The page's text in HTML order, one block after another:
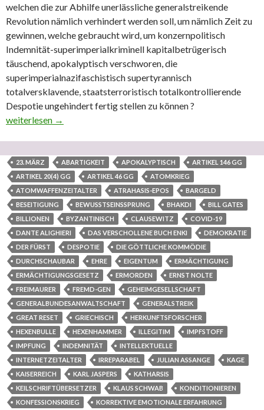
welchen die zur Abhilfe unerlässliche generalstreikende
Revolution nämlich verhindert werden soll, um nämlich Zeit zu
gewinnen, welche gebraucht wird, um konzernpolitisch
Indemnität-superimperialkriminell kapitalbetrügerisch
täuschend, apokalyptisch verschworen, die
superimperialnazifaschistisch supertyrannisch
totalversklavende, staatsterroristisch totalkontrollierende
Despotie ungehindert fertig stellen zu können ?
Längst bewusst gemacht; wiederholt bestätigt: Demos,
weiterlesen →
23. MÄRZ ABARTIGKEIT APOKALYPTISCH
ARTIKEL 146 GG
ARTIKEL 20(4) GG
ARTIKEL 46 GG
ATOMKRIEG
ATOMWAFFENZEITALTER
ATRAHASIS-EPOS
BARGELD
BESEITIGUNG
BEWUSSTSEINSSPRUNG BHAKDI
BILL GATES
BILLIONEN
BYZANTINISCH CLAUSEWITZ
COVID-19
DANTE ALIGHIERI
DAS VERSCHOLLENE BUCH ENKI
DEMOKRATIE
DER FÜRST
DESPOTIE
DIE GÖTTLICHE KOMMÖDIE
DURCHSCHAUBAR
EHRE EIGENTUM
ERMÄCHTIGUNG
ERMÄCHTIGUNGSGESETZ
ERMORDEN
ERNST NOLTE
FREIMAURER
FREMD-GEN
GEHEIMGESELLSCHAFT
GENERALBUNDESANWALTSCHAFT
GENERALSTREIK
GREAT RESET
GRIECHISCH
HERKUNFTSFORSCHER
HEXENBULLE
HEXENHAMMER ILLEGITIM
IMPFSTOFF
IMPFUNG
INDEMNITÄT
INTELLEKTUELLE
INTERNETZEITALTER
IRREPARABEL JULIAN ASSANGE
KAGE
KAISERREICH
KARL JASPERS
KATHARSIS
KEILSCHRIFTÜBERSETZER
KLAUS SCHWAB
KONDITIONIEREN
KONFESSIONSKRIEG
KORREKTIVE EMOTIONALE ERFAHRUNG